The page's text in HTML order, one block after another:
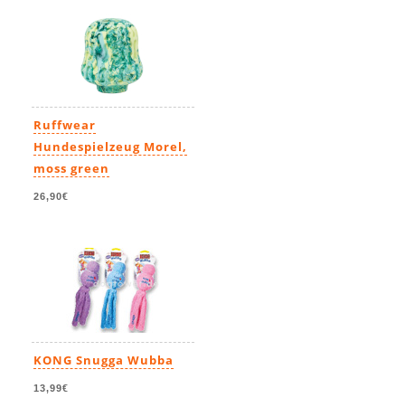
Ruffwear
Hundespielzeug Morel,
moss green
26,90€
KONG Snugga Wubba
13,99€